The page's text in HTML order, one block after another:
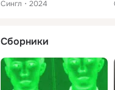
Сингл
2024
Сборники